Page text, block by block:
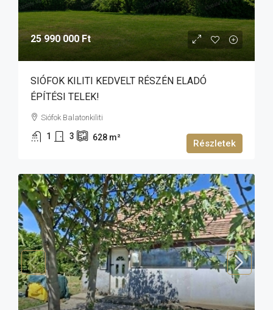
25 990 000 Ft
SIÓFOK KILITI KEDVELT RÉSZÉN ELADÓ
ÉPÍTÉSI TELEK!
Siófok Balatonkiliti
1 3 628 m²
Részletek